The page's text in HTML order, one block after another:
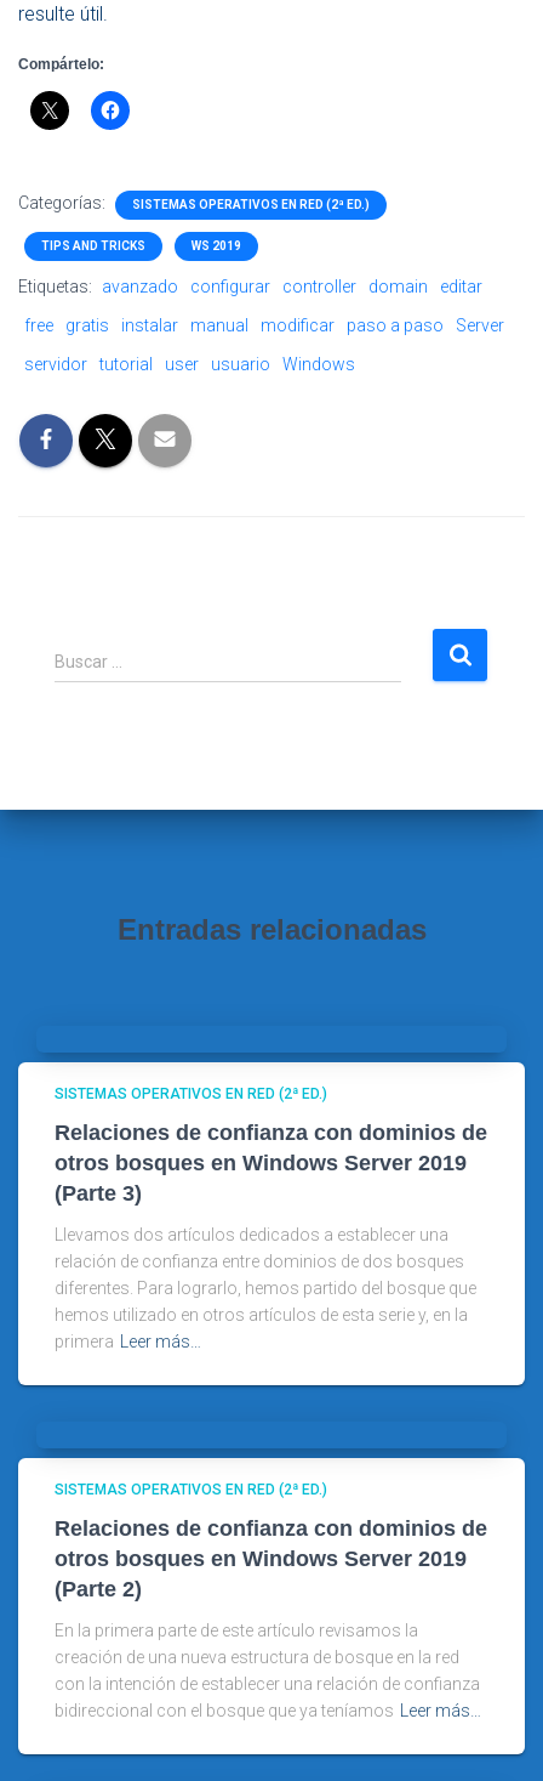
resulte útil.
Compártelo:
Categorías: SISTEMAS OPERATIVOS EN RED (2ª ED.)
TIPS AND TRICKS WS 2019
Etiquetas: avanzado configurar controller domain
editar
free
gratis instalar manual modificar paso a paso
Server
servidor
tutorial user usuario Windows
B
u
:
Buscar …
Entradas relacionadas
SISTEMAS OPERATIVOS EN RED (2ª ED.)
Relaciones de confianza con dominios de
otros bosques en Windows Server 2019
(Parte 3)
Llevamos dos artículos dedicados a establecer una
relación de confianza entre dominios de dos bosques
diferentes. Para lograrlo, hemos partido del bosque que
hemos utilizado en otros artículos de esta serie y, en la
primera
Leer más…
SISTEMAS OPERATIVOS EN RED (2ª ED.)
Relaciones de confianza con dominios de
otros bosques en Windows Server 2019
(Parte 2)
En la primera parte de este artículo revisamos la
creación de una nueva estructura de bosque en la red
con la intención de establecer una relación de confianza
bidireccional con el bosque que ya teníamos
Leer más…